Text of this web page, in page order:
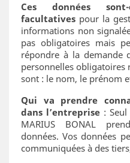
Ces données
facultatives pour la
informations non
pas obligatoires mais
répondre à la demande
personnelles obligatoires
sont : le nom, le prénom
Qui va prendre
dans l’entreprise :
MARIUS BONAL
données. Vos données
communiquées à des